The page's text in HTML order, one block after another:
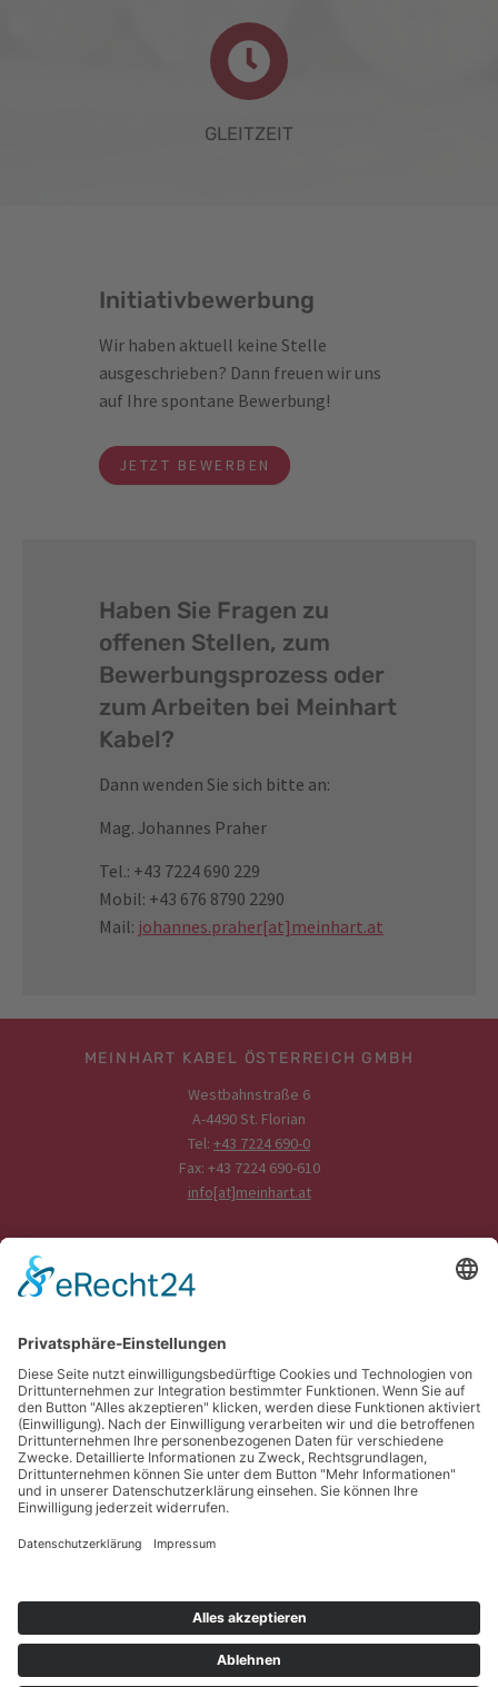
GLEITZEIT
Initiativbewerbung
Wir haben aktuell keine Stelle
ausgeschrieben? Dann freuen wir uns
auf Ihre spontane Bewerbung!
JETZT BEWERBEN
Haben Sie Fragen zu
offenen Stellen, zum
Bewerbungsprozess oder
zum Arbeiten bei Meinhart
Kabel?
Dann wenden Sie sich bitte an:
Mag. Johannes Praher
Tel.: +43 7224 690 229
Mobil: +43 676 8790 2290
Mail: johannes.praher[at]meinhart.at
MEINHART KABEL ÖSTERREICH GMBH
Westbahnstraße 6
A-4490 St. Florian
Tel: +43 7224 690-0
Fax: +43 7224 690-610
info[at]meinhart.at
und 12:30 - 16:45 Uhr
ANLIEFERUNG
Mo - Do bis 15:00 Uhr
Fr bis 13:00 Uhr